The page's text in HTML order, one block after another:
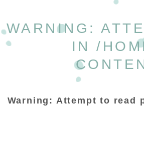
WARNING :
IN/
Warning : Attempt to read